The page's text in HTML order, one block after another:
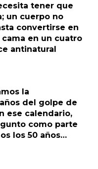
tener que
un cuerpo no
convertirse en
en un cuatro
antinatural
la
del golpe de
ese calendario,
como parte
los 50 años…